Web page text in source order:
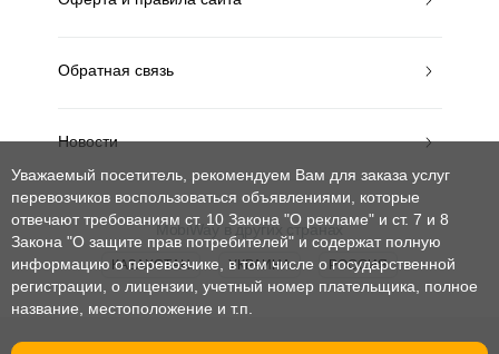
Обратная связь
Новости
MobiWay в других странах
КАЗАХСТАН УКРАИНА РОССИЯ
Уважаемый посетитель, рекомендуем Вам для заказа услуг
перевозчиков воспользоваться объявлениями, которые
отвечают требованиям ст. 10 Закона "О рекламе" и ст. 7 и 8
Закона "О защите прав потребителей" и содержат полную
информацию о перевозчике, в том числе о государственной
регистрации, о лицензии, учетный номер плательщика, полное
название, местоположение и т.п.